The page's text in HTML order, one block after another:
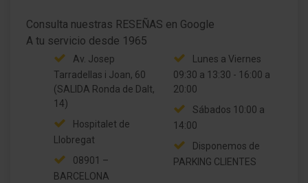
Puerta corredera derecha con Lunas
Sistema antibloqueo (ABS)
Asistente del freno
Dirección asistida eléctric.
Batalla 2785 mm
Caja de cambios 6-marcha
Consulta nuestras RESEÑAS en Google
Av. Josep
Tarradellas i Joan, 60
(SALIDA Ronda de Dalt,
14)
Hospitalet de
Llobregat
08901 –
BARCELONA
Lunes a Viernes
09:30 a 13:30 - 16:00 a
20:00
Sábados 10:00 a
14:00
Disponemos de
PARKING CLIENTES